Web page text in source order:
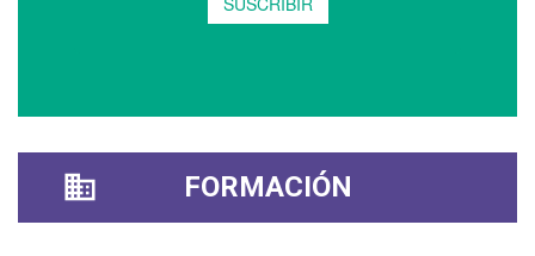
FORMACIÓN